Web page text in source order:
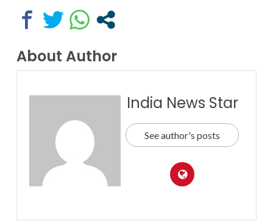
About Author
India News Star
See author's posts